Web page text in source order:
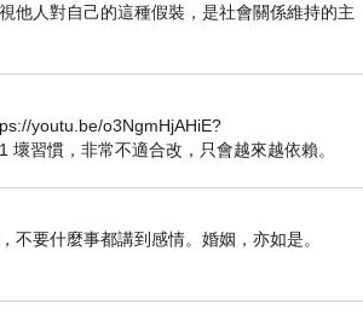
他人對自己的這種假裝，是社會關係維持的主
youtu.be/o3NgmHjAHiE?
壞習慣，非常不適合改，只會越來越依賴。
不要什麼事都講到感情。婚姻，亦如是。